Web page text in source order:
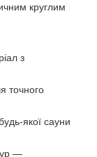
круглим
з
точного
якої сауни
—